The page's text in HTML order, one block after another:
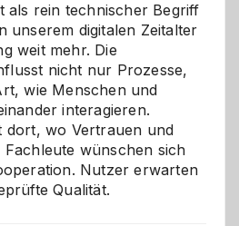
als rein technischer Begriff
unserem digitalen Zeitalter
weit mehr. Die
nicht nur Prozesse,
wie Menschen und
interagieren.
dort, wo Vertrauen und
wünschen sich
Nutzer erwarten
Qualität.